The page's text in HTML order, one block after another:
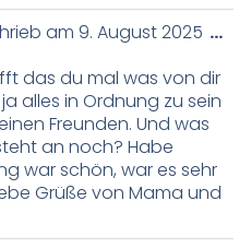
am 9. August 2025
das du mal was von dir
alles in Ordnung zu sein
Freunden. Und was
an noch? Habe
war schön, war es sehr
Grüße von Mama und
…